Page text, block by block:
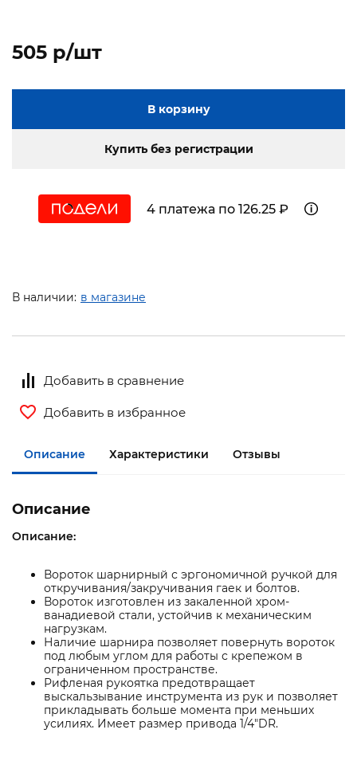
505 p/шт
В корзину
Купить без регистрации
4 платежа по 126.25 ₽
В наличии: в магазине
Добавить в сравнение
Добавить в избранное
Описание Характеристики Отзывы
Описание
Описание:
Вороток шарнирный с эргономичной ручкой для
откручивания/закручивания гаек и болтов.
Вороток изготовлен из закаленной хром-
ванадиевой стали, устойчив к механическим
нагрузкам.
Наличие шарнира позволяет повернуть вороток
под любым углом для работы с крепежом в
ограниченном пространстве.
Рифленая рукоятка предотвращает
выскальзывание инструмента из рук и позволяет
прикладывать больше момента при меньших
усилиях. Имеет размер привода 1/4"DR.